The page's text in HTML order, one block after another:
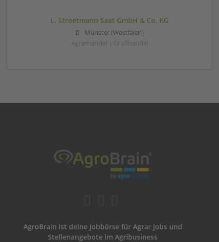
L. Stroetmann Saat GmbH & Co. KG
Münster (Westfalen)
Agrarhandel | Großhandel
AgroBrain ist deine Jobbörse für Agrar Jobs und
Stellenangebote im Agribusiness